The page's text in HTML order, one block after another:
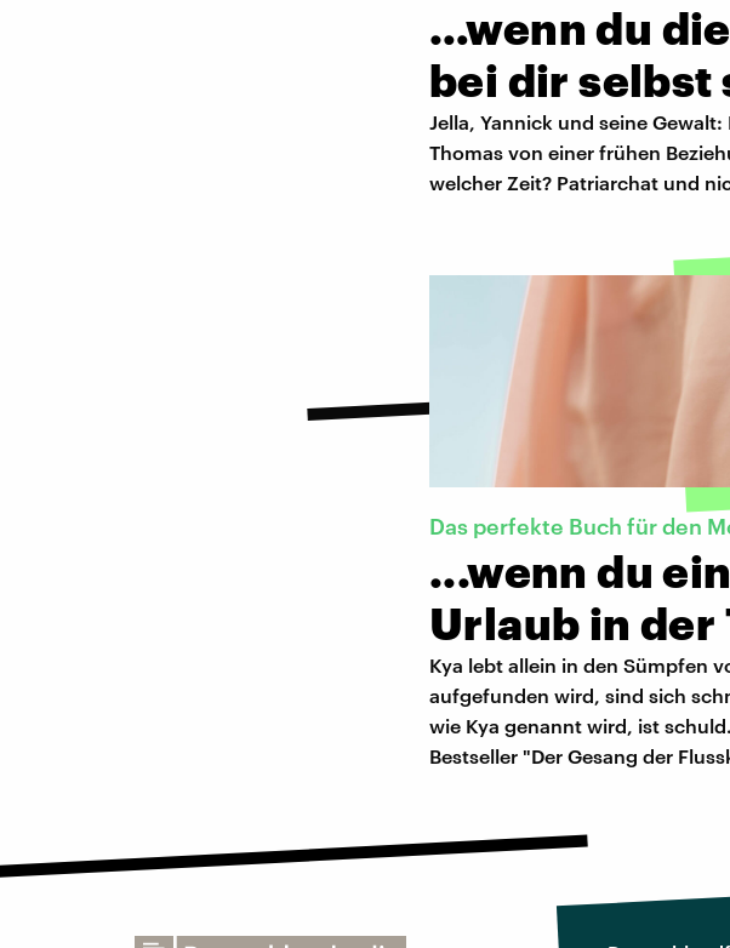
…wenn du
bei dir selbst
Jella, Yannick und seine
Thomas von einer frühen
welcher Zeit? Patriarchat und
Das perfekte Buch für den
...wenn du
Urlaub in der
Kya lebt allein in den Sümpfen
aufgefunden wird, sind sich
wie Kya genannt wird, ist
Bestseller "Der Gesang der